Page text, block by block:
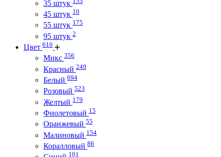
35 штук
45 штук 10
55 штук 175
95 штук 2
Цвет 610
Микс 356
Красный 249
Белый 694
Розовый 523
Желтый 179
Фиолетовый 15
Оранжевый 55
Малиновый 154
Коралловый 86
101